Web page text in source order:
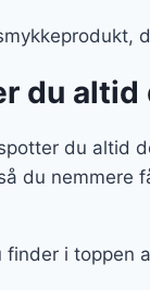
du
du altid
du nemmere
i toppen